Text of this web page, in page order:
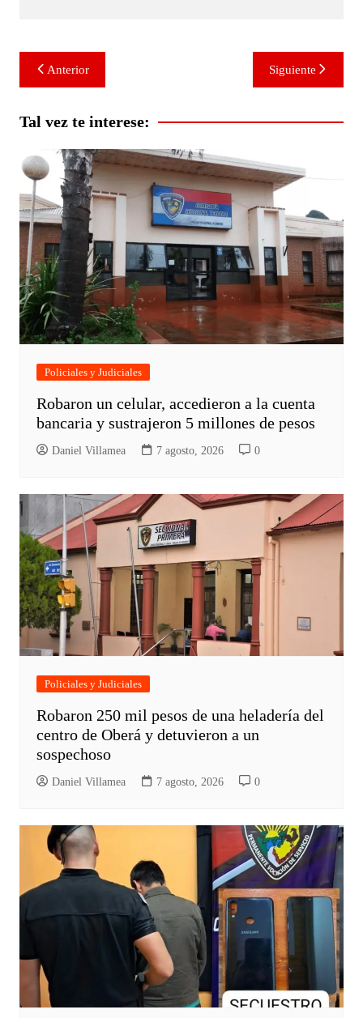
Navegación
de
entradas
Anterior Siguiente
Tal vez te interese:
Policiales y Judiciales
Robaron un celular, accedieron a la cuenta
bancaria y sustrajeron 5 millones de pesos
Daniel Villamea 7 agosto, 2026 0
Policiales y Judiciales
Robaron 250 mil pesos de una heladería del
centro de Oberá y detuvieron a un
sospechoso
Daniel Villamea 7 agosto, 2026 0